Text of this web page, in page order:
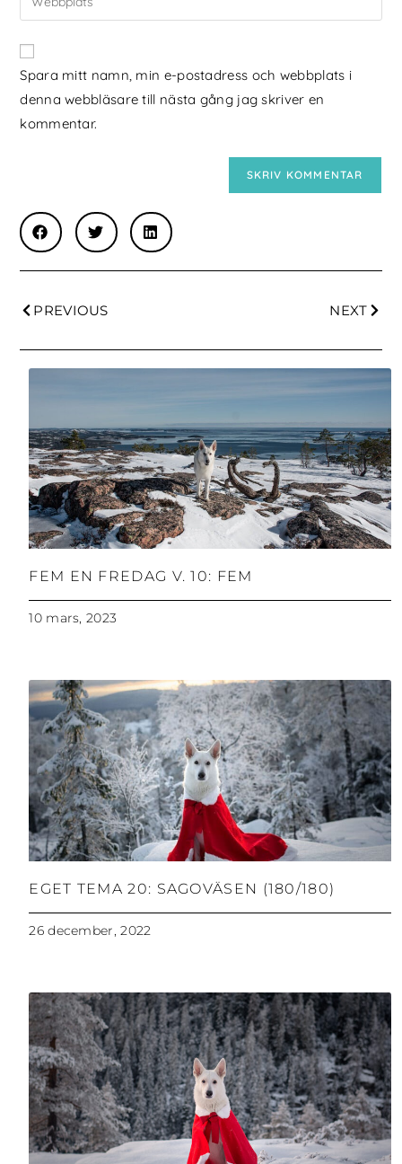
Spara mitt namn, min e-postadress och webbplats i
denna webbläsare till nästa gång jag skriver en
kommentar.
PREVIOUS NEXT
FEM EN FREDAG V. 10: FEM
10 mars, 2023
EGET TEMA 20: SAGOVÄSEN (180/180)
26 december, 2022